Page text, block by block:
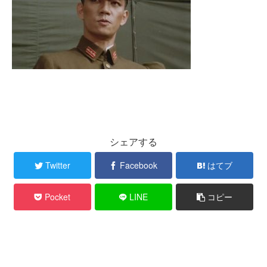
シェアする
Twitter Facebook はてブ
Pocket LINE コピー